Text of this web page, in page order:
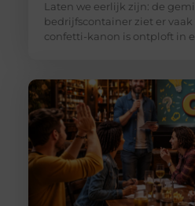
Laten we eerlijk zijn: de
bedrijfscontainer ziet er vaak
confetti-kanon is ontploft in